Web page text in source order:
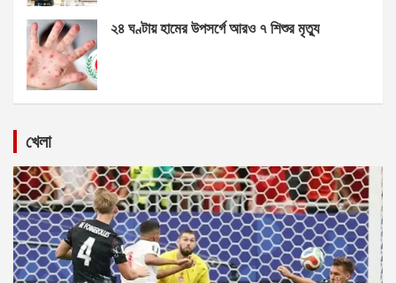
২৪ ঘণ্টায় হামের উপসর্গে আরও ৭ শিশুর মৃত্যু
খেলা